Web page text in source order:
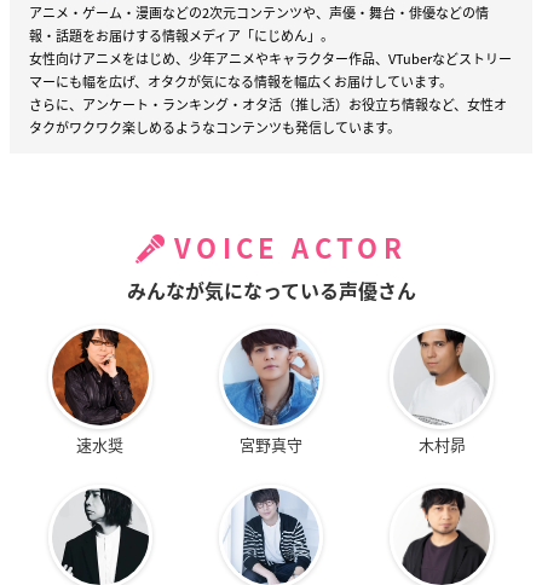
アニメ・ゲーム・漫画などの2次元コンテンツや、声優・舞台・俳優などの情
報・話題をお届けする情報メディア「にじめん」。
女性向けアニメをはじめ、少年アニメやキャラクター作品、VTuberなどストリー
マーにも幅を広げ、オタクが気になる情報を幅広くお届けしています。
さらに、アンケート・ランキング・オタ活（推し活）お役立ち情報など、女性オ
タクがワクワク楽しめるようなコンテンツも発信しています。
VOICE ACTOR
みんなが気になっている声優さん
速水奨 宮野真守 木村昴